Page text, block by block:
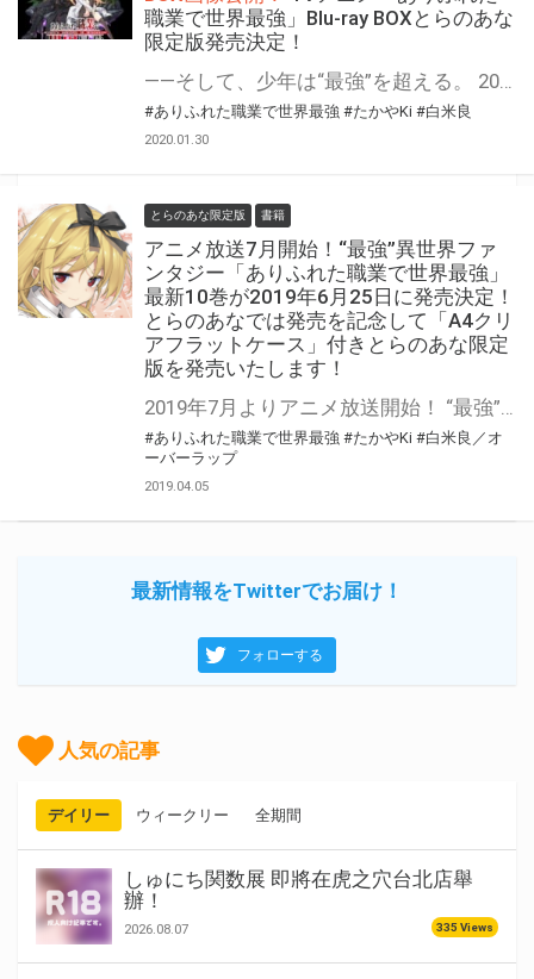
職業で世界最強」Blu-ray BOXとらのあな
限定版発売決定！
#ありふれた職業で世界最強 #たかやKi #白米良
2020.01.30
とらのあな限定版 書籍
アニメ放送7月開始！“最強”異世界ファ
ンタジー「ありふれた職業で世界最強」
最新10巻が2019年6月25日に発売決定！
とらのあなでは発売を記念して「A4クリ
アフラットケース」付きとらのあな限定
版を発売いたします！
#ありふれた職業で世界最強 #たかやKi #白米良／オ
ーバーラップ
2019.04.05
最新情報をTwitterでお届け！
フォローする
人気の記事
デイリー ウィークリー 全期間
しゅにち関数展 即將在虎之穴台北店舉
辦！
2026.08.07 335 Views